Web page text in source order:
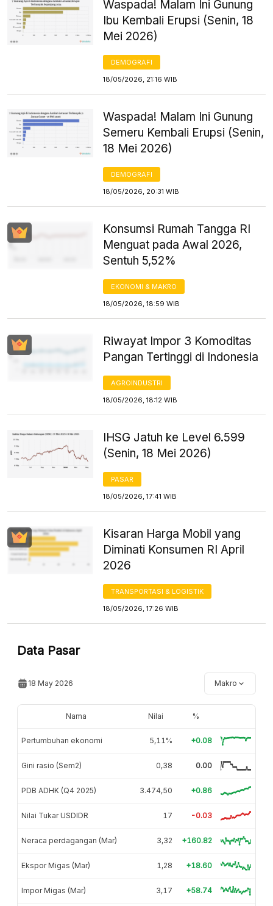
Waspada! Malam Ini Gunung
Ibu Kembali Erupsi (Senin, 18
Mei 2026)
DEMOGRAFI
18/05/2026, 21:16 WIB
Waspada! Malam Ini Gunung
Semeru Kembali Erupsi (Senin,
18 Mei 2026)
DEMOGRAFI
18/05/2026, 20:31 WIB
Konsumsi Rumah Tangga RI
Menguat pada Awal 2026,
Sentuh 5,52%
EKONOMI & MAKRO
18/05/2026, 18:59 WIB
Riwayat Impor 3 Komoditas
Pangan Tertinggi di Indonesia
AGROINDUSTRI
18/05/2026, 18:12 WIB
IHSG Jatuh ke Level 6.599
(Senin, 18 Mei 2026)
PASAR
18/05/2026, 17:41 WIB
Kisaran Harga Mobil yang
Diminati Konsumen RI April
2026
TRANSPORTASI & LOGISTIK
18/05/2026, 17:26 WIB
Data Pasar
18 May 2026 Makro
Nama Nilai %
Pertumbuhan ekonomi 5,11% +0.08
Gini rasio (Sem2) 0,38 0.00
PDB ADHK (Q4 2025) 3.474,50 +0.86
Nilai Tukar USDIDR 17 -0.03
Neraca perdagangan (Mar) 3,32 +160.82
Ekspor Migas (Mar) 1,28 +18.60
Impor Migas (Mar) 3,17 +58.74